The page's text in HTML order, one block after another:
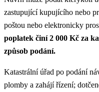
zastupující kupujícího nebo
poštou nebo elektronicky
poplatek činí 2 000 Kč za
způsob podání.
Katastrální úřad po podání
plomby a zahájí řízení;